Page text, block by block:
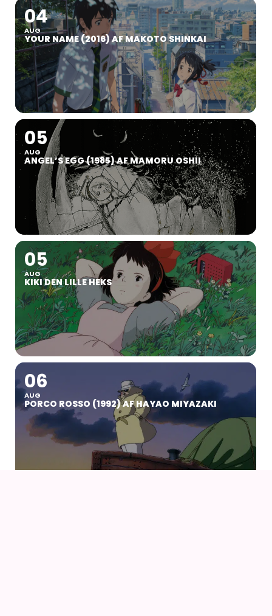
04
AUG
YOUR NAME (2016) AF MAKOTO SHINKAI
05
AUG
ANGEL’S EGG (1985) AF MAMORU OSHII
05
AUG
KIKI DEN LILLE HEKS
06
AUG
PORCO ROSSO (1992) AF HAYAO MIYAZAKI